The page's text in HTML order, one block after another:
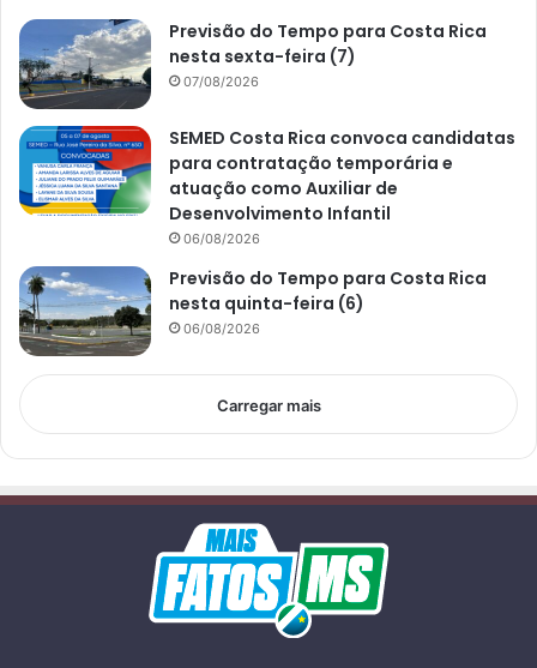
Previsão do Tempo para Costa Rica
nesta sexta-feira (7)
07/08/2026
SEMED Costa Rica convoca candidatas
para contratação temporária e
atuação como Auxiliar de
Desenvolvimento Infantil
06/08/2026
Previsão do Tempo para Costa Rica
nesta quinta-feira (6)
06/08/2026
Carregar mais